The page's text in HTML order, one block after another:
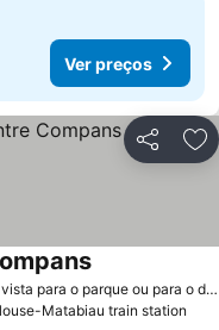
Ver preços
Partilhar
Quartos à prova de som com vista para o parque ou para o dossel
Matabiau train station